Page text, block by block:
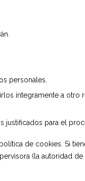
personales.
íntegramente a otro
justificados para el
de cookies. Si
(la autoridad